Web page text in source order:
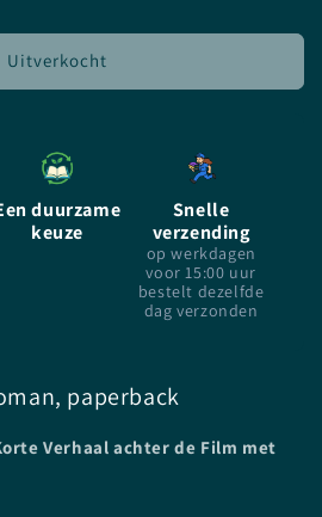
Uitverkocht
duurzame
keuze
Snelle
verzending
op werkdagen
voor 15:00 uur
bestelt dezelfde
dag verzonden
paperback
Verhaal achter de Film met